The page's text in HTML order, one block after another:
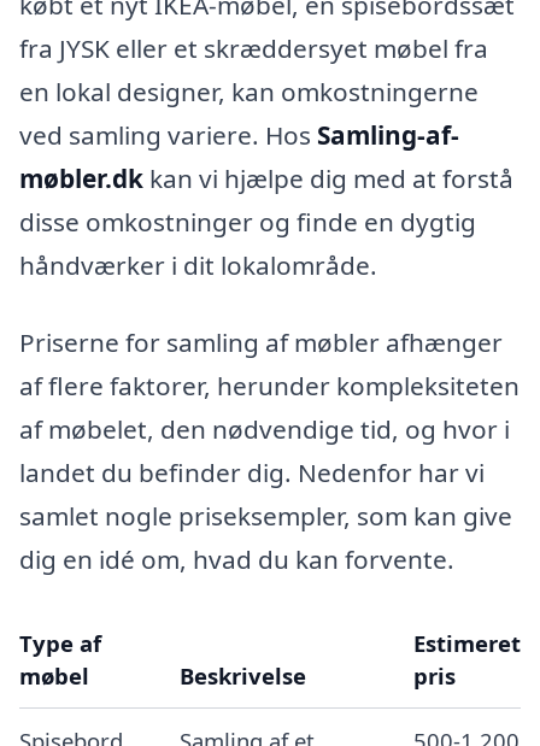
fra JYSK eller et skræddersyet møbel fra
en lokal designer, kan omkostningerne
ved samling variere. Hos Samling-af-
møbler.dk kan vi hjælpe dig med at forstå
disse omkostninger og finde en dygtig
håndværker i dit lokalområde.
Priserne for samling af møbler afhænger
af flere faktorer, herunder kompleksiteten
af møbelet, den nødvendige tid, og hvor i
landet du befinder dig. Nedenfor har vi
samlet nogle priseksempler, som kan give
dig en idé om, hvad du kan forvente.
Type af
møbel
Beskrivelse
Estimeret
pris